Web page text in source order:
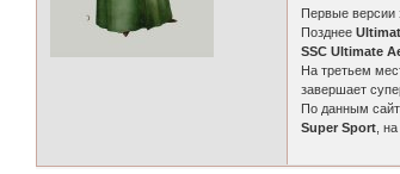
Первые версии
Позднее
SSC Ultimate
На третьем
завершает
По данным
Super Sport ,